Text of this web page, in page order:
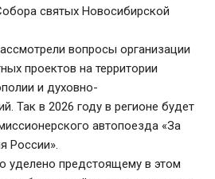
святых Новосибирской
вопросы организации
проектов на территории
и духовно-
Так в 2026 году в регионе будет
автопоезда «За
России».
уделено предстоящему в этом